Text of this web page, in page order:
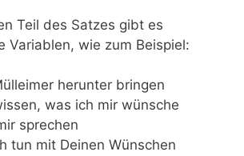
Teil des Satzes gibt es
Variablen, wie zum Beispiel:
herunter bringen
was ich mir wünsche
sprechen
tun mit Deinen Wünschen